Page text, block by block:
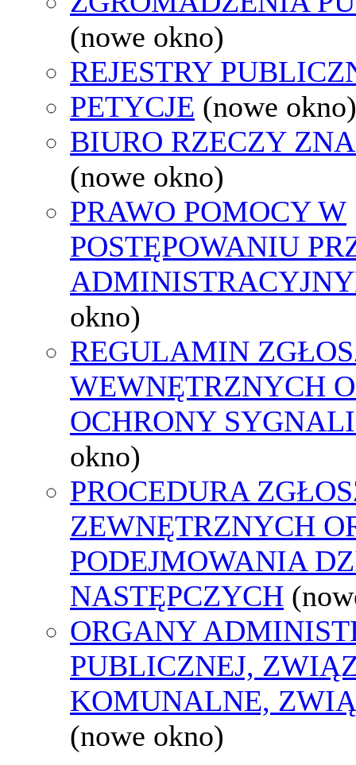
(nowe okno)
REJESTRY
PETYCJE (nowe okno)
BIURO RZECZY
(nowe okno)
PRAWO POMOCY W
POSTĘPOWANIU
okno)
REGULAMIN
WEWNĘTRZNYCH
OCHRONY
okno)
PROCEDURA
ZEWNĘTRZNYCH
PODEJMOWANIA
NASTĘPCZYCH
ORGANY
PUBLICZNEJ,
KOMUNALNE,
(nowe okno)